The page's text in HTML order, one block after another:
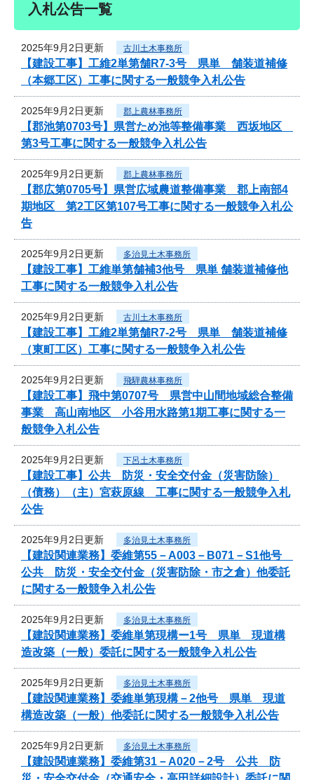
入札公告一覧
2025年9月2日更新 古川土木事務所
【建設工事】工維2単第舗R7-3号 県単 舗装道補修
（本郷工区）工事に関する一般競争入札公告
2025年9月2日更新 郡上農林事務所
【郡池第0703号】県営ため池等整備事業 西坂地区
第3号工事に関する一般競争入札公告
2025年9月2日更新 郡上農林事務所
【郡広第0705号】県営広域農道整備事業 郡上南部4
期地区 第2工区第107号工事に関する一般競争入札公
告
2025年9月2日更新 多治見土木事務所
【建設工事】工維単第舗補3他号 県単 舗装道補修他
工事に関する一般競争入札公告
2025年9月2日更新 古川土木事務所
【建設工事】工維2単第舗R7-2号 県単 舗装道補修
（東町工区）工事に関する一般競争入札公告
2025年9月2日更新 飛騨農林事務所
【建設工事】飛中第0707号 県営中山間地域総合整備
事業 高山南地区 小谷用水路第1期工事に関する一
般競争入札公告
2025年9月2日更新 下呂土木事務所
【建設工事】公共 防災・安全交付金（災害防除）
（債務）（主）宮萩原線 工事に関する一般競争入札
公告
2025年9月2日更新 多治見土木事務所
【建設関連業務】委維第55－A003－B071－S1他号
公共 防災・安全交付金（災害防除・市之倉）他委託
に関する一般競争入札公告
2025年9月2日更新 多治見土木事務所
【建設関連業務】委維単第現構ー1号 県単 現道構
造改築（一般）委託に関する一般競争入札公告
2025年9月2日更新 多治見土木事務所
【建設関連業務】委維単第現構－2他号 県単 現道
構造改築（一般）他委託に関する一般競争入札公告
2025年9月2日更新 多治見土木事務所
【建設関連業務】委維第31－A020－2号 公共 防